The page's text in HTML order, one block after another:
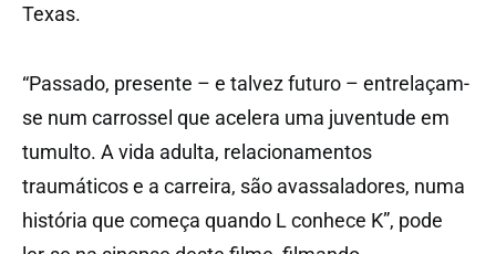
Texas.
“Passado, presente – e talvez futuro – entrelaçam-
se num carrossel que acelera uma juventude em
tumulto. A vida adulta, relacionamentos
traumáticos e a carreira, são avassaladores, numa
história que começa quando L conhece K”, pode